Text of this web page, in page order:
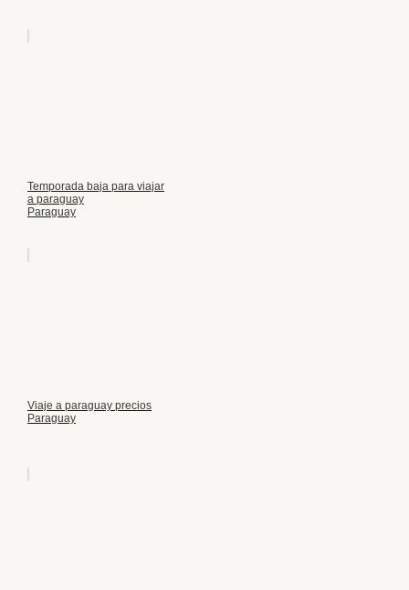
Temporada baja para viajar
a paraguay
Paraguay
Viaje a paraguay precios
Paraguay